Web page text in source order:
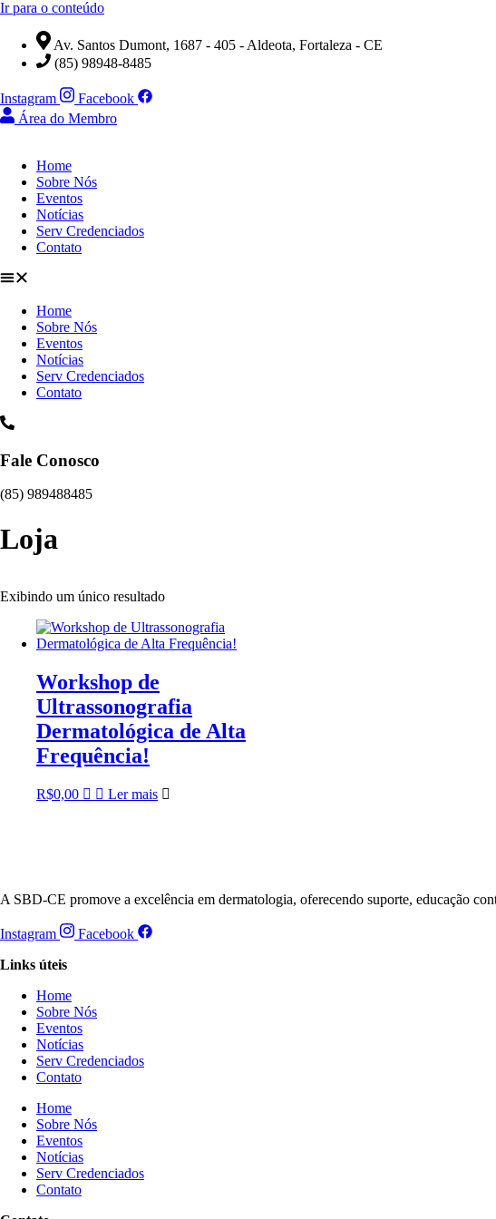
Ir para o conteúdo
Av. Santos Dumont, 1687 - 405 - Aldeota, Fortaleza - CE
(85) 98948-8485
Instagram
Facebook
Área do Membro
Home
Sobre Nós
Eventos
Notícias
Serv Credenciados
Contato
Home
Sobre Nós
Eventos
Notícias
Serv Credenciados
Contato
Fale Conosco
(85) 989488485
Loja
Exibindo um único resultado
Workshop de
Ultrassonografia
Dermatológica de Alta
Frequência!
R$0,00 Ler mais
A SBD-CE promove a excelência em dermatologia, oferecendo suporte, educação
Instagram
Facebook
Links úteis
Home
Sobre Nós
Eventos
Notícias
Serv Credenciados
Contato
Home
Sobre Nós
Eventos
Notícias
Serv Credenciados
Contato